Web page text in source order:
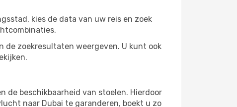
kies de data van uw reis en zoek
de zoekresultaten weergeven. U kunt ook
de beschikbaarheid van stoelen. Hierdoor
naar Dubai te garanderen, boekt u zo